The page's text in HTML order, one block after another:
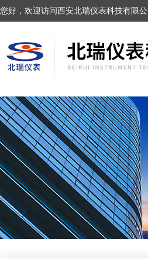
您好，欢迎访问西安北瑞仪表科技有限公